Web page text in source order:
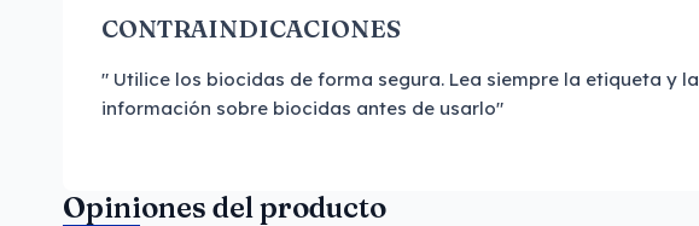
CONTRAINDICACIONES
" Utilice los biocidas de forma segura. Lea siempre la etiqueta y la
información sobre biocidas antes de usarlo"
Opiniones del producto